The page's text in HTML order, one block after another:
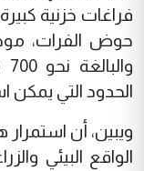
فراغات خزنية
حوض الفرات،
الحدود التي يمكن
ويبين، أن
الواقع البيئي